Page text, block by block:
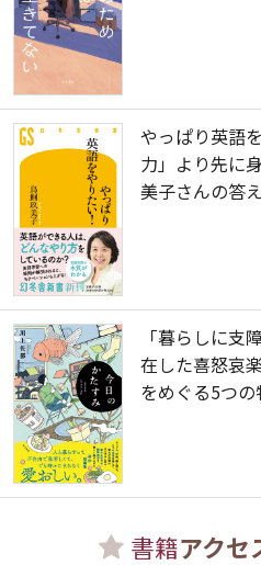
やっぱり英語
力」より先に
美子さんの答え
「暮らしに支
在した喜怒哀
をめぐる5つの
書籍アクセ